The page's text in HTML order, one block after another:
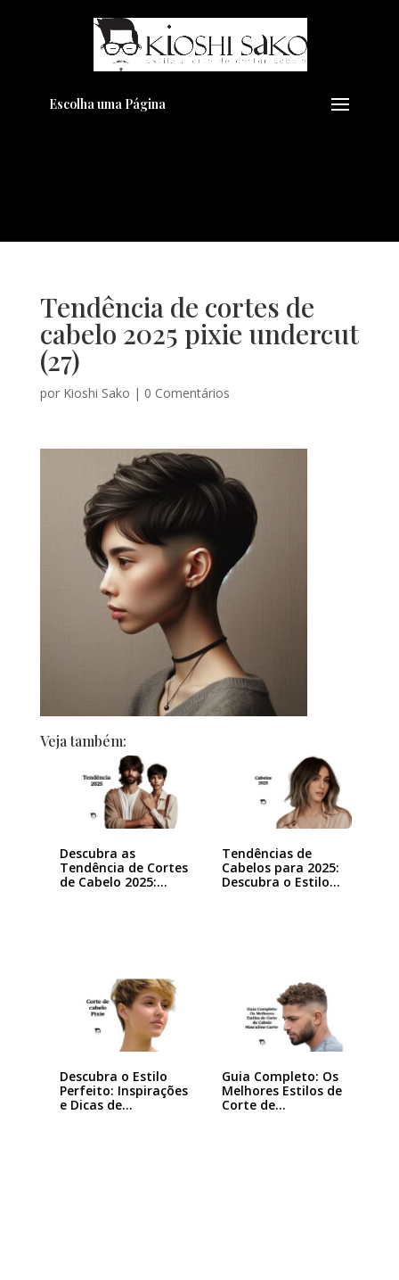
Escolha uma Página
Tendência de cortes de
cabelo 2025 pixie undercut
(27)
por Kioshi Sako | 0 Comentários
Veja também:
Descubra as
Tendência de Cortes
de Cabelo 2025:…
Tendências de
Cabelos para 2025:
Descubra o Estilo…
Descubra o Estilo
Perfeito: Inspirações
e Dicas de…
Guia Completo: Os
Melhores Estilos de
Corte de…
Pensando em transformar seu
Visual??